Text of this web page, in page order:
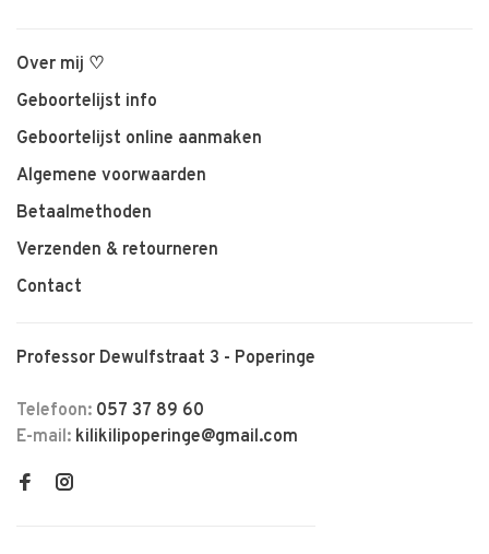
Over mij ♡
Geboortelijst info
Geboortelijst online aanmaken
Algemene voorwaarden
Betaalmethoden
Verzenden & retourneren
Contact
Professor Dewulfstraat 3 - Poperinge
Telefoon: 057 37 89 60
E-mail: kilikilipoperinge@gmail.com